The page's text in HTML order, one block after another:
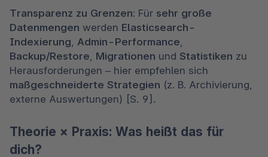
Transparenz zu Grenzen: Für sehr große
Datenmengen werden Elasticsearch-
Indexierung, Admin-Performance
Backup/Restore, Migrationen und Statistiken zu
maßgeschneiderte Strategien (z. B. Archivierung,
externe Auswertungen) [S. 9].
Theorie × Praxis: Was heißt das für
dich?